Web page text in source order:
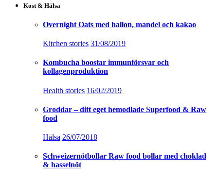
Kost & Hälsa
Overnight Oats med hallon, mandel och kakao
Kitchen stories 31/08/2019
Kombucha boostar immunförsvar och
kollagenproduktion
Health stories 16/02/2019
Groddar – ditt eget hemodlade Superfood & Raw
food
Hälsa 26/07/2018
Schweizernötbollar Raw food bollar med choklad
& hasselnöt